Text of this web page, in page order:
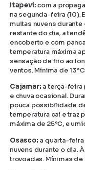
Itapevi: com a
na segunda-feira (10).
muitas nuvens
restante do dia, a
encoberto e com
temperatura máxima
sensação de frio ao
ventos. Mínima de
Cajamar: a terça-feira
e chuva ocasional.
pouca possibilidade
temperatura cai e traz
máxima de 25°C, e
Osasco: a quarta-feira
nuvens durante o dia.
trovoadas. Mínimas de